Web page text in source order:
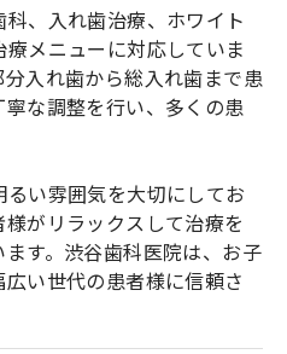
、入れ歯治療、ホワイト
メニューに対応していま
入れ歯から総入れ歯まで患
な調整を行い、多くの患
い雰囲気を大切にしてお
がリラックスして治療を
す。渋谷歯科医院は、お子
い世代の患者様に信頼さ